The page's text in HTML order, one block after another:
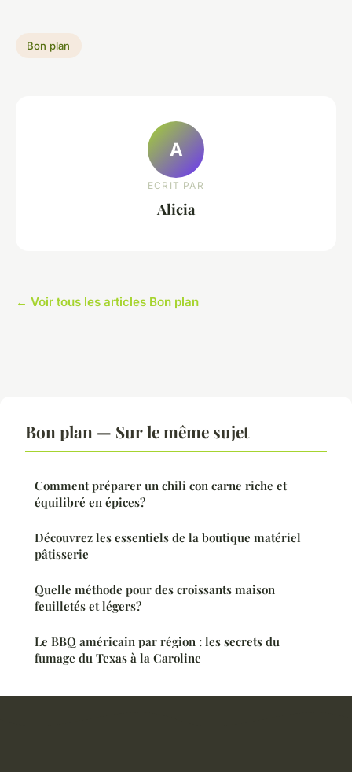
Bon plan
A
ECRIT PAR
Alicia
← Voir tous les articles Bon plan
Bon plan — Sur le même sujet
Comment préparer un chili con carne riche et
équilibré en épices?
Découvrez les essentiels de la boutique matériel
pâtisserie
Quelle méthode pour des croissants maison
feuilletés et légers?
Le BBQ américain par région : les secrets du
fumage du Texas à la Caroline